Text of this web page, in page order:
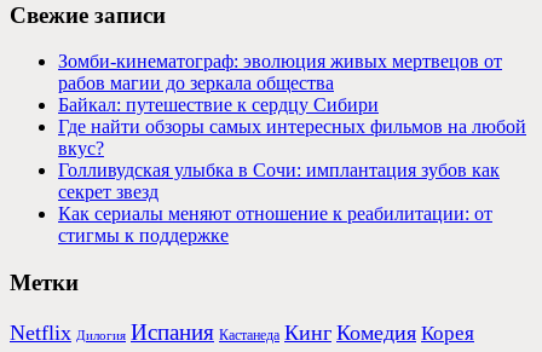
Свежие записи
Зомби-кинематограф: эволюция живых мертвецов от
рабов магии до зеркала общества
Байкал: путешествие к сердцу Сибири
Где найти обзоры самых интересных фильмов на любой
вкус?
Голливудская улыбка в Сочи: имплантация зубов как
секрет звезд
Как сериалы меняют отношение к реабилитации: от
стигмы к поддержке
Метки
Netflix Дилогия Испания Кастанеда Кинг Комедия Корея